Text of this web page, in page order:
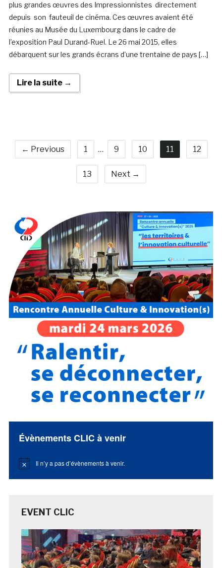
plus grandes œuvres des Impressionnistes directement
depuis son fauteuil de cinéma. Ces œuvres avaient été
réunies au Musée du Luxembourg dans le cadre de
l’exposition Paul Durand-Ruel. Le 26 mai 2015, elles
débarquent sur les grands écrans d’une trentaine de pays […]
Lire la suite →
← Previous 1 … 9 10 11 12
13 Next →
Évènements CLIC à venir
Notice Il n’y a pas d’évènements à venir.
EVENT CLIC